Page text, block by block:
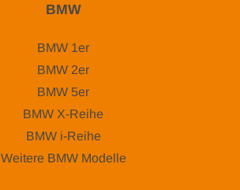
BMW
BMW 1er
BMW 2er
BMW 5er
BMW X-Reihe
BMW i-Reihe
Weitere BMW Modelle